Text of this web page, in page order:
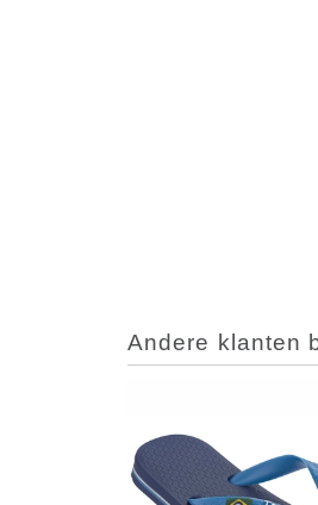
Andere klanten